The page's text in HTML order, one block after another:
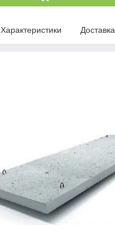
Характеристики Доставка